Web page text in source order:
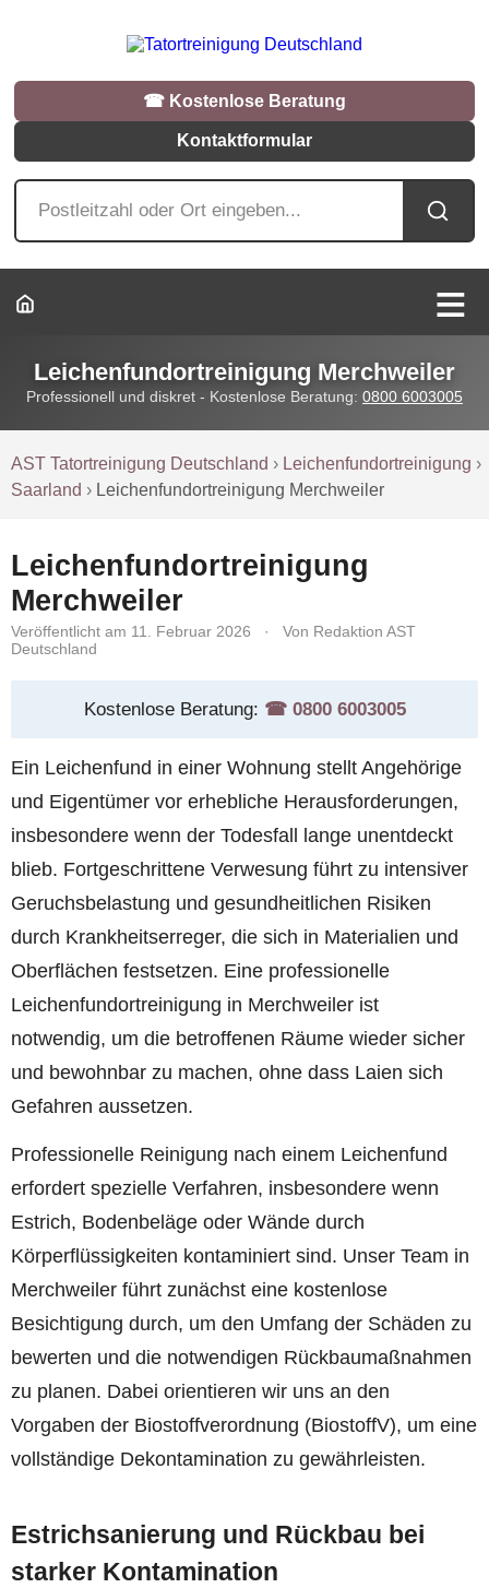
☎︎ Kostenlose Beratung
Kontaktformular
Leichenfundortreinigung Merchweiler
Professionell und diskret - Kostenlose Beratung: 0800 6003005
AST Tatortreinigung Deutschland › Leichenfundortreinigung ›
Saarland › Leichenfundortreinigung Merchweiler
Leichenfundortreinigung
Merchweiler
Veröffentlicht am 11. Februar 2026 ·
Von Redaktion AST
Deutschland
Kostenlose Beratung: ☎︎ 0800 6003005
Ein Leichenfund in einer Wohnung stellt Angehörige
und Eigentümer vor erhebliche Herausforderungen,
insbesondere wenn der Todesfall lange unentdeckt
blieb. Fortgeschrittene Verwesung führt zu intensiver
Geruchsbelastung und gesundheitlichen Risiken
durch Krankheitserreger, die sich in Materialien und
Oberflächen festsetzen. Eine professionelle
Leichenfundortreinigung in Merchweiler ist
notwendig, um die betroffenen Räume wieder sicher
und bewohnbar zu machen, ohne dass Laien sich
Gefahren aussetzen.
Professionelle Reinigung nach einem Leichenfund
erfordert spezielle Verfahren, insbesondere wenn
Estrich, Bodenbeläge oder Wände durch
Körperflüssigkeiten kontaminiert sind. Unser Team in
Merchweiler führt zunächst eine kostenlose
Besichtigung durch, um den Umfang der Schäden zu
bewerten und die notwendigen Rückbaumaßnahmen
zu planen. Dabei orientieren wir uns an den
Vorgaben der Biostoffverordnung (BiostoffV), um eine
vollständige Dekontamination zu gewährleisten.
Estrichsanierung und Rückbau bei
starker Kontamination